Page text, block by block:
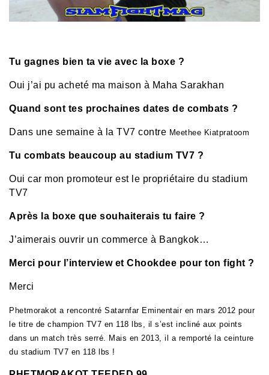
Tu gagnes bien ta vie avec la boxe ?
Oui j’ai pu acheté ma maison à Maha Sarakhan
Quand sont tes prochaines dates de combats ?
Dans une semaine à la TV7 contre Meethee Kiatpratoom
Tu combats beaucoup au stadium TV7 ?
Oui car mon promoteur est le propriétaire du stadium
TV7
Après la boxe que souhaiterais tu faire ?
J’aimerais ouvrir un commerce à Bangkok…
Merci pour l’interview et Chookdee pour ton fight ?
Merci
Phetmorakot a rencontré Satarnfar Eminentair en mars 2012 pour
le titre de champion TV7 en 118 lbs, il s’est incliné aux points
dans un match très serré. Mais en 2013, il a remporté la ceinture
du stadium TV7 en 118 lbs !